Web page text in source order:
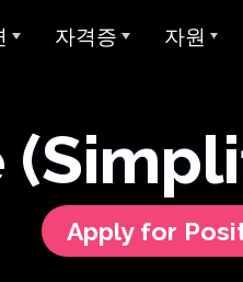
모든 STAMP 테
STAMP 4S
STAMP WS
MORE 러닝 아방 MORE
MEDLI (이중
MORE 학습
언어 학습
자격증
자격증
Avant 디지털 배지
양언어 구사 주 씰
글로벌 양언어 숙달 인
자원
사용자
글쓰기 예
STAMP
Apply for